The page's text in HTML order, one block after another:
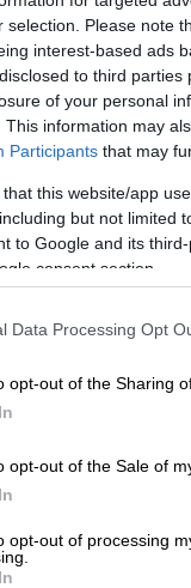
selection. Please note
interest-based ads
to third
of your personal
This information may
Participants that may
that this website/app
but not limited
to Google and its
consent section.
Data Processing Opt
opt-out of the Sharing
opt-out of the Sale of
opt-out of processing
ένα
γυρίσματα
και οι
Μακρυγιάννη,
Πέτρο
ρόλο της